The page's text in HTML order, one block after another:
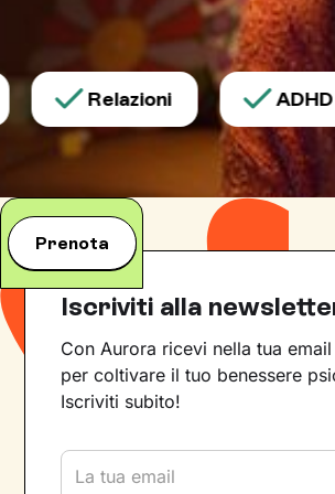
Relazioni ADHD
Prenota
Iscriviti alla
Con Aurora ricevi nella tua
per coltivare il tuo benessere
Iscriviti subito!